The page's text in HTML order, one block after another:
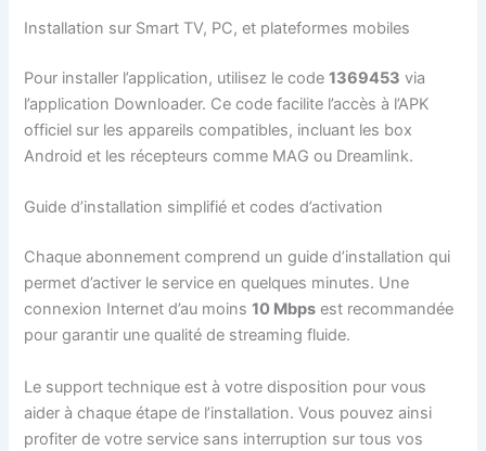
Installation sur Smart TV, PC, et plateformes mobiles
Pour installer l’application, utilisez le code1369453 via
l’application Downloader. Ce code facilite l’accès à l’APK
officiel sur les appareils compatibles, incluant les box
Android et les récepteurs comme MAG ou Dreamlink.
Guide d’installation simplifié et codes d’activation
Chaque abonnement comprend un guide d’installation qui
permet d’activer le service en quelques minutes. Une
connexion Internet d’au moins10 Mbps est recommandée
pour garantir une qualité de streaming fluide.
Le support technique est à votre disposition pour vous
aider à chaque étape de l’installation. Vous pouvez ainsi
profiter de votre service sans interruption sur tous vos